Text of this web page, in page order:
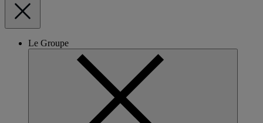
Le Groupe